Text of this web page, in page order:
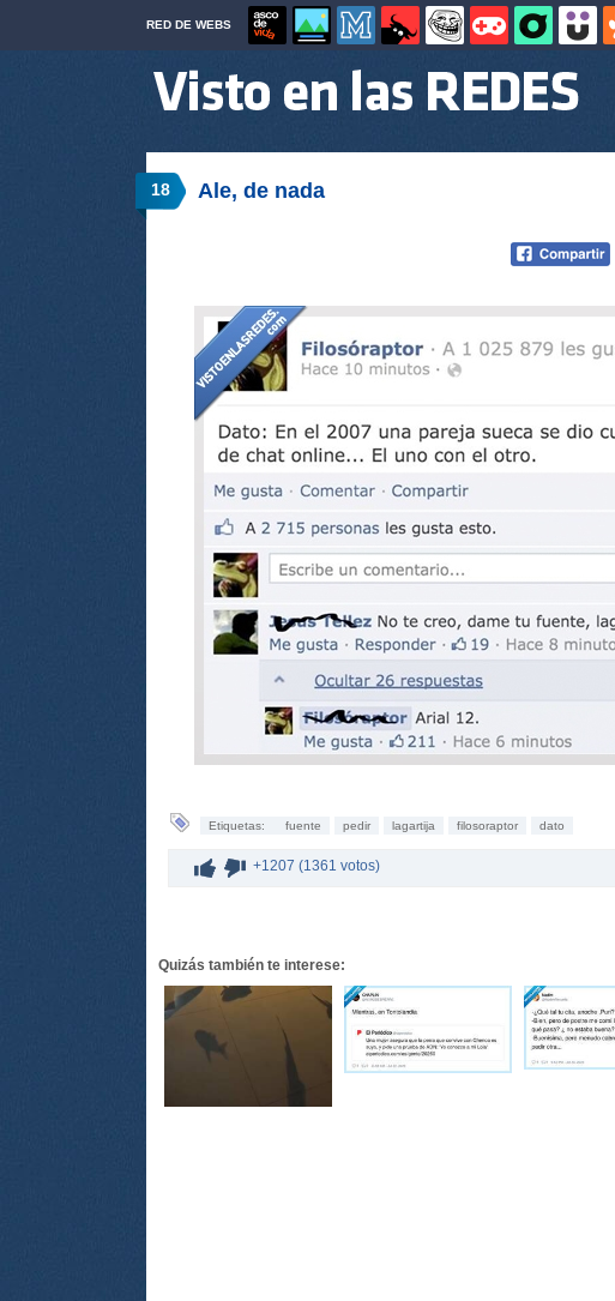
RED DE WEBS
18 Ale, de nada
Etiquetas: fuente pedir lagartija filosoraptor dato
+1207 (1361 votos)
Quizás también te interese: